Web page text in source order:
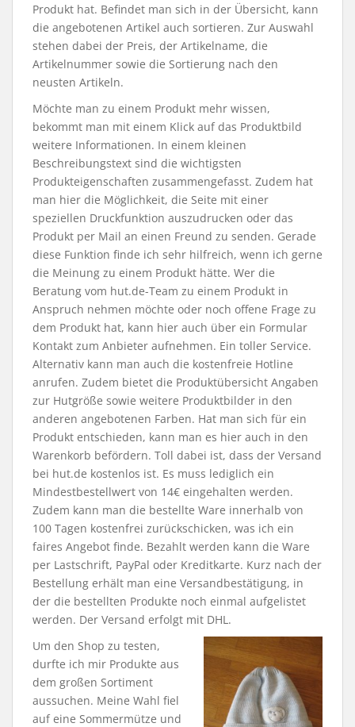
Produkt hat. Befindet man sich in der Übersicht, kann
die angebotenen Artikel auch sortieren. Zur Auswahl
stehen dabei der Preis, der Artikelname, die
Artikelnummer sowie die Sortierung nach den
neusten Artikeln.
Möchte man zu einem Produkt mehr wissen,
bekommt man mit einem Klick auf das Produktbild
weitere Informationen. In einem kleinen
Beschreibungstext sind die wichtigsten
Produkteigenschaften zusammengefasst. Zudem hat
man hier die Möglichkeit, die Seite mit einer
speziellen Druckfunktion auszudrucken oder das
Produkt per Mail an einen Freund zu senden. Gerade
diese Funktion finde ich sehr hilfreich, wenn ich gerne
die Meinung zu einem Produkt hätte. Wer die
Beratung vom hut.de-Team zu einem Produkt in
Anspruch nehmen möchte oder noch offene Frage zu
dem Produkt hat, kann hier auch über ein Formular
Kontakt zum Anbieter aufnehmen. Ein toller Service.
Alternativ kann man auch die kostenfreie Hotline
anrufen. Zudem bietet die Produktübersicht Angaben
zur Hutgröße sowie weitere Produktbilder in den
anderen angebotenen Farben. Hat man sich für ein
Produkt entschieden, kann man es hier auch in den
Warenkorb befördern. Toll dabei ist, dass der Versand
bei hut.de kostenlos ist. Es muss lediglich ein
Mindestbestellwert von 14€ eingehalten werden.
Zudem kann man die bestellte Ware innerhalb von
100 Tagen kostenfrei zurückschicken, was ich ein
faires Angebot finde. Bezahlt werden kann die Ware
per Lastschrift, PayPal oder Kreditkarte. Kurz nach der
Bestellung erhält man eine Versandbestätigung, in
der die bestellten Produkte noch einmal aufgelistet
werden. Der Versand erfolgt mit DHL.
Um den Shop zu testen,
durfte ich mir Produkte aus
dem großen Sortiment
aussuchen. Meine Wahl fiel
auf eine Sommermütze und